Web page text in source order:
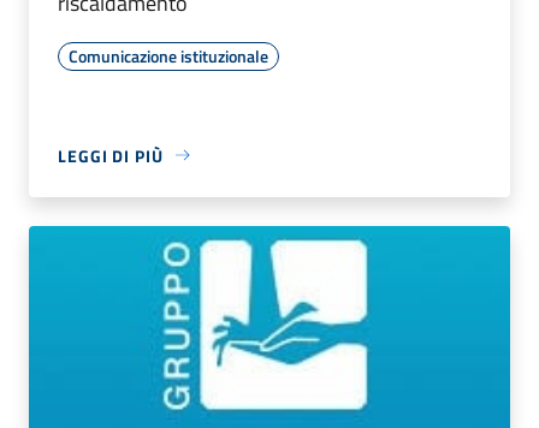
Comunicazione istituzionale
LEGGI DI PIÙ